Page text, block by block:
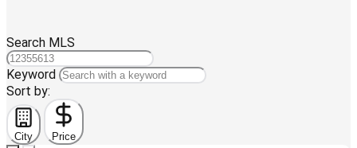
Search MLS
Keyword
Sort by:
City Price